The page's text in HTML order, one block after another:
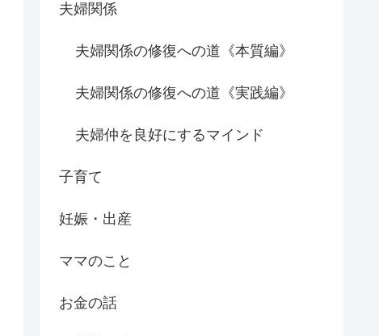
夫婦関係
夫婦関係の修復への道《本質編》
夫婦関係の修復への道《実践編》
夫婦仲を良好にするマインド
子育て
妊娠・出産
ママのこと
お金の話